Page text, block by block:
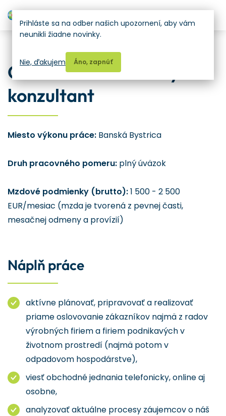
Obchodno-technický
konzultant
Miesto výkonu práce: Banská Bystrica
Druh pracovného pomeru: plný úväzok
Mzdové podmienky (brutto):1 500 - 2 500
EUR/mesiac (mzda je tvorená z pevnej časti,
mesačnej odmeny a provízií)
Náplň práce
aktívne plánovať, pripravovať a realizovať
priame oslovovanie zákazníkov najmä z radov
výrobných firiem a firiem podnikavých v
životnom prostredí (najmä potom v
odpadovom hospodárstve),
viesť obchodné jednania telefonicky, online aj
osobne,
analyzovať aktuálne procesy záujemcov o náš
Prihláste sa na odber našich upozornení, aby vám
neunikli žiadne novinky.
Áno, zapnúť
Nie, ďakujem